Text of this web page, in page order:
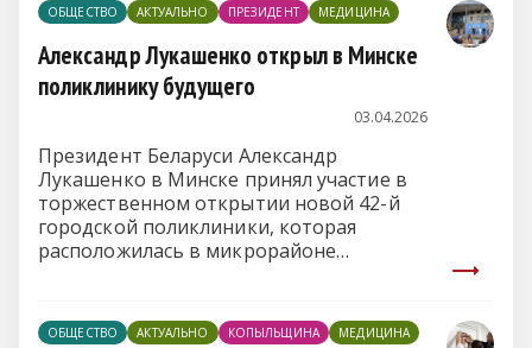
ОБЩЕСТВО АКТУАЛЬНО ПРЕЗИДЕНТ МЕДИЦИНА
Александр Лукашенко открыл в Минске
поликлинику будущего
03.04.2026
Президент Беларуси Александр
Лукашенко в Минске принял участие в
торжественном открытии новой 42-й
городской поликлиники, которая
расположилась в микрорайоне
ОБЩЕСТВО АКТУАЛЬНО КОПЫЛЬЩИНА МЕДИЦИНА